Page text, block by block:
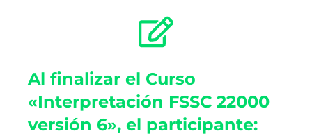
Al finalizar el Curso
«Interpretación FSSC 22000
versión 6», el participante: